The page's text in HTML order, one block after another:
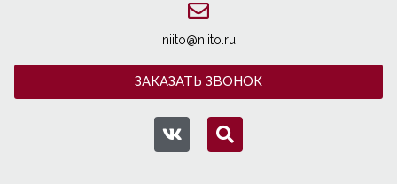
niito@niito.ru
ЗАКАЗАТЬ ЗВОНОК